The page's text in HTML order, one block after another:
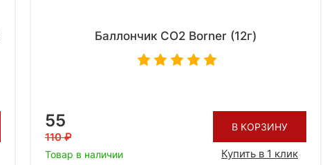
Баллончик CO2 Borner (12г)
55
110
Товар в наличии
В КОРЗИНУ
Купить в 1 клик